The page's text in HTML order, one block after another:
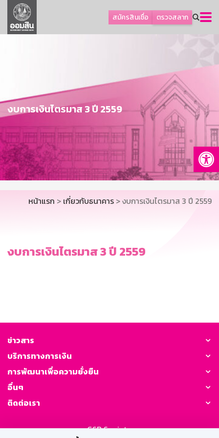
สมัครสินเชื่อ ตรวจสลาก
ลูกค้าธุรกิจ
ลูกค้าผู้ประกอบรายย่อย
การพัฒนาที่ยั่งยืน
ข่าวสาร
บริการทางการเงิน
อื่นๆ
ติดต่อเรา
บริการออนไลน์
TH
EN
งบการเงินไตรมาส 3 ปี 2559
หน้าแรก > เกี่ยวกับธนาคาร > งบการเงินไตรมาส 3 ปี 2559
งบการเงินไตรมาส 3 ปี 2559
ข่าวสาร
บริการทางการเงิน
การพัฒนาเพื่อความยั่งยืน
อื่นๆ
ติดต่อเรา
GSB Society: